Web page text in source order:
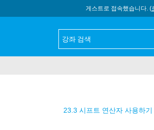
게스트로 접속했습니다. (
23.3 시프트 연산자 사용하